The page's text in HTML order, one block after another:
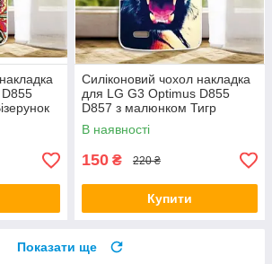
Силіконовий чохол накладка
для LG G3 Optimus D855
D857 з малюнком Тигр
В наявності
150 ₴ 220 ₴
Купити
Показати ще